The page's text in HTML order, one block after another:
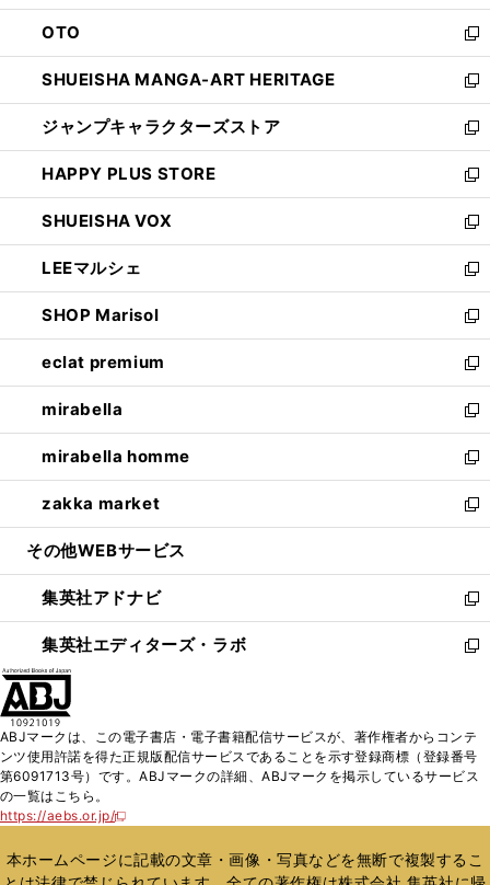
ウ
で
開
く
ン
ド
ウ
で
開
く
OTO
新
し
い
ウ
ィ
ン
ド
ウ
で
開
く
SHUEISHA MANGA-ART HERITAGE
新
し
い
ウ
ィ
ン
ド
ウ
で
開
く
ジャンプキャラクターズストア
新
し
い
ウ
ィ
ン
ド
ウ
で
開
く
HAPPY PLUS STORE
新
し
い
ウ
ィ
ン
ド
ウ
で
開
く
SHUEISHA VOX
新
し
い
ウ
ィ
ン
ド
ウ
で
開
く
LEEマルシェ
新
し
い
ウ
ィ
ン
ド
ウ
で
開
く
SHOP Marisol
新
し
い
ウ
ィ
ン
ド
ウ
で
開
eclat premium
新
し
い
ウ
ィ
ン
ド
ウ
開
く
mirabella
新
し
い
ウ
ィ
ン
ウ
で
開
く
mirabella homme
新
し
い
ウ
ン
ド
ウ
で
zakka market
新
し
ウ
ィ
ン
ド
く
その他WEBサービス
集英社アドナビ
新
し
い
ド
ウ
で
集英社エディターズ・ラボ
新
ィ
ン
ド
開
く
ABJマークは、この電子書店・電子書籍配信サービスが、著作権者からコンテ
ンツ使用許諾を得た正規版配信サービスであることを示す登録商標（登録番号
第6091713号）です。ABJマークの詳細、ABJマークを掲示しているサービス
の一覧はこちら。
https://aebs.or.jp/
新
い
ウ
本ホームページに記載の文章・画像・写真などを無断で複製するこ